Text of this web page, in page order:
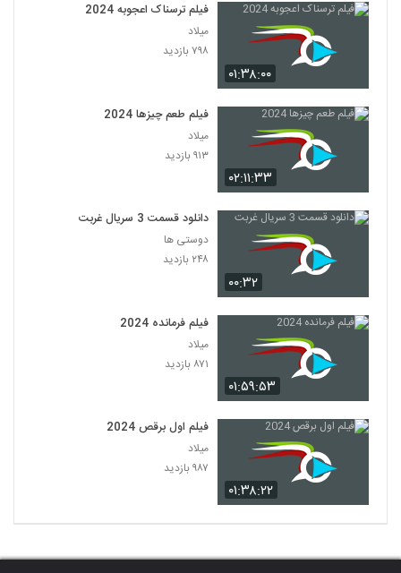
۰۱:۳۸:۰۰
فیلم ترسناک اعجوبه 2024
میلاد
۷۹۸ بازدید
۰۲:۱۱:۳۳
فیلم طعم چیزها 2024
میلاد
۹۱۳ بازدید
۰۰:۳۲
دانلود قسمت 3 سریال غربت
دوستی ها
۲۴۸ بازدید
۰۱:۵۹:۵۳
فیلم فرمانده 2024
میلاد
۸۷۱ بازدید
۰۱:۳۸:۲۲
فیلم اول برقص 2024
میلاد
۹۸۷ بازدید